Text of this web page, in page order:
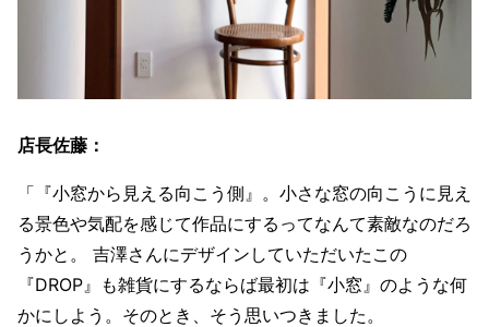
店長佐藤：
「『小窓から見える向こう側』。小さな窓の向こうに見え
る景色や気配を感じて作品にするってなんて素敵なのだろ
うかと。 吉澤さんにデザインしていただいたこの
『DROP』も雑貨にするならば最初は『小窓』のような何
かにしよう。そのとき、そう思いつきました。